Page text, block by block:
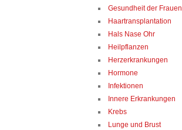
Gesundheit der Frauen
Haartransplantation
Hals Nase Ohr
Heilpflanzen
Herzerkrankungen
Hormone
Infektionen
Innere Erkrankungen
Krebs
Lunge und Brust